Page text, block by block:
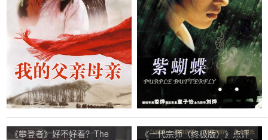
《攀登者》好不好看？The
《一代宗师（终极版）》点评